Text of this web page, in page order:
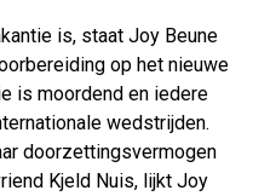
is, staat Joy Beune
op het nieuwe
is moordend en iedere
wedstrijden.
doorzettingsvermogen
Kjeld Nuis, lijkt Joy